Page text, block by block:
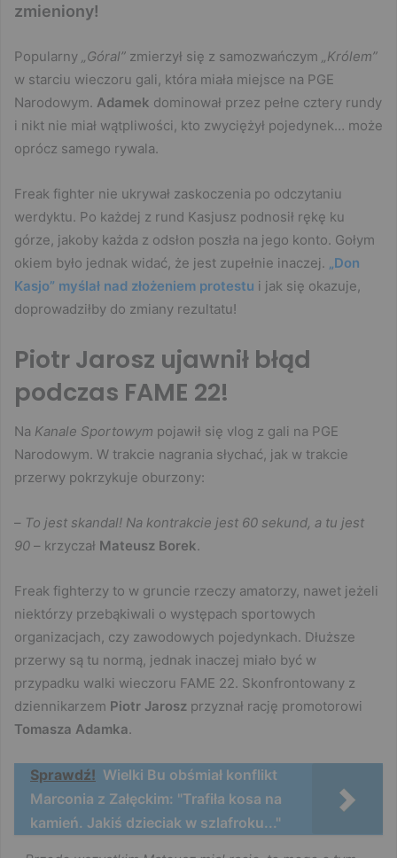
zmieniony!
Popularny „Góral” zmierzył się z samozwańczym
„Królem”
w starciu wieczoru gali, która miała miejsce na PGE
Narodowym. Adamek dominował przez pełne cztery rundy
i nikt nie miał wątpliwości, kto zwyciężył pojedynek… może
oprócz samego rywala.
Freak fighter nie ukrywał zaskoczenia po odczytaniu
werdyktu. Po każdej z rund Kasjusz podnosił rękę ku
górze, jakoby każda z odsłon poszła na jego konto. Gołym
okiem było jednak widać, że jest zupełnie inaczej.
„Don
Kasjo” myślał nad złożeniem protestu i jak się okazuje,
doprowadziłby do zmiany rezultatu!
Piotr Jarosz ujawnił błąd
podczas FAME 22!
Na Kanale Sportowym pojawił się vlog z gali na PGE
Narodowym. W trakcie nagrania słychać, jak w trakcie
przerwy pokrzykuje oburzony:
– To jest skandal! Na kontrakcie jest 60 sekund, a tu jest
90 – krzyczał Mateusz Borek.
Freak fighterzy to w gruncie rzeczy amatorzy, nawet jeżeli
niektórzy przebąkiwali o występach sportowych
organizacjach, czy zawodowych pojedynkach. Dłuższe
przerwy są tu normą, jednak inaczej miało być w
przypadku walki wieczoru FAME 22. Skonfrontowany z
dziennikarzem Piotr Jarosz przyznał rację promotorowi
Tomasza Adamka.
Sprawdź! Wielki Bu obśmiał konflikt
Marconia z Załęckim: "Trafiła kosa na
kamień. Jakiś dzieciak w szlafroku..."